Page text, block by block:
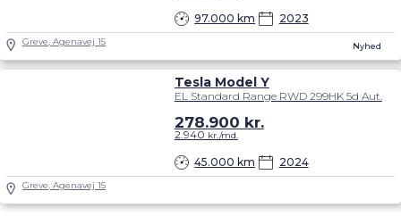
Nyhed
97.000 km 2023
Greve, Agenavej 15
Tesla Model Y
EL Standard Range RWD 299HK 5d Aut.
45.000 km 2024
278.900 kr.
2.940 kr./md.
Greve, Agenavej 15